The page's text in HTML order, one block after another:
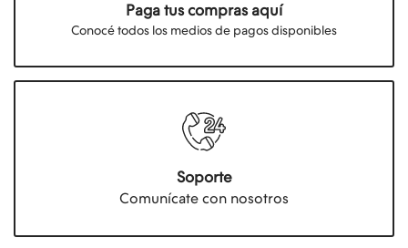
Paga tus compras aquí
Conocé todos los medios de pagos disponibles
Soporte
Comunícate con nosotros